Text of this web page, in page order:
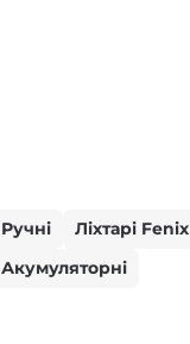
Ручні Ліхтарі Fenix
Акумуляторні